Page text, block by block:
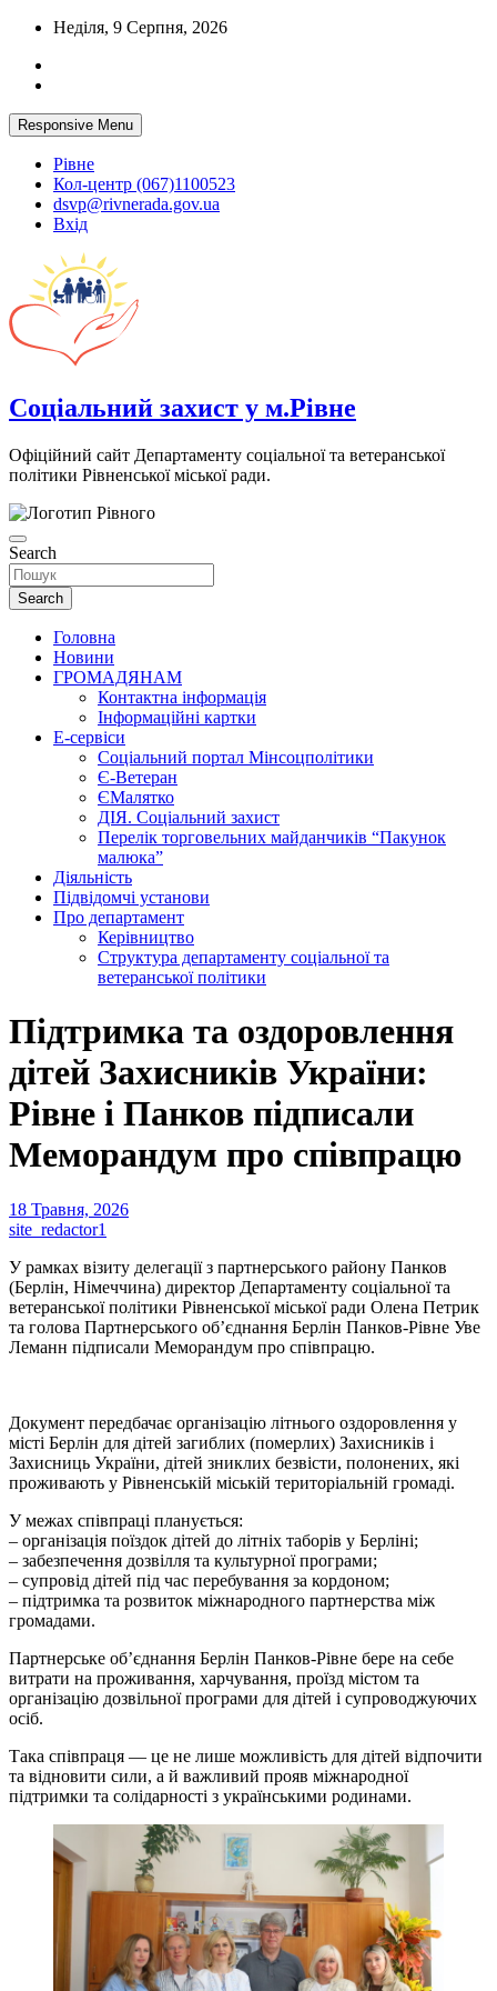
Skip
content
Неділя, 9 Серпня, 2026
Responsive Menu
Рівне
Кол-центр (067)1100523
dsvp@rivnerada.gov.ua
Вхід
Соціальний захист у м.Рівне
Офіційний сайт Департаменту соціальної та ветеранської
політики Рівненської міської ради.
Search
Search
Головна
Новини
ГРОМАДЯНАМ
Контактна інформація
Інформаційні картки
Е-сервіси
Соціальний портал Мінсоцполітики
Є-Ветеран
ЄМалятко
ДІЯ. Соціальний захист
Перелік торговельних майданчиків “Пакунок
малюка”
Діяльність
Підвідомчі установи
Про департамент
Керівництво
Структура департаменту соціальної та
ветеранської політики
Підтримка та оздоровлення
дітей Захисників України:
Рівне і Панков підписали
Меморандум про співпрацю
18 Травня, 2026
site_redactor1
У рамках візиту делегації з партнерського району Панков
(Берлін, Німеччина) директор Департаменту соціальної та
ветеранської політики Рівненської міської ради Олена Петрик
та голова Партнерського об’єднання Берлін Панков-Рівне Уве
Леманн підписали Меморандум про співпрацю.
Документ передбачає організацію літнього оздоровлення у
місті Берлін для дітей загиблих (померлих) Захисників і
Захисниць України, дітей зниклих безвісти, полонених, які
проживають у Рівненській міській територіальній громаді.
У межах співпраці планується:
– організація поїздок дітей до літніх таборів у Берліні;
– забезпечення дозвілля та культурної програми;
– супровід дітей під час перебування за кордоном;
– підтримка та розвиток міжнародного партнерства між
громадами.
Партнерське об’єднання Берлін Панков-Рівне бере на себе
витрати на проживання, харчування, проїзд містом та
організацію дозвільної програми для дітей і супроводжуючих
осіб.
Така співпраця — це не лише можливість для дітей відпочити
та відновити сили, а й важливий прояв міжнародної
підтримки та солідарності з українськими родинами.